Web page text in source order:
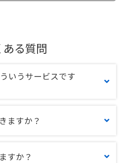
ある質問
いうサービスです
ますか？
すか？